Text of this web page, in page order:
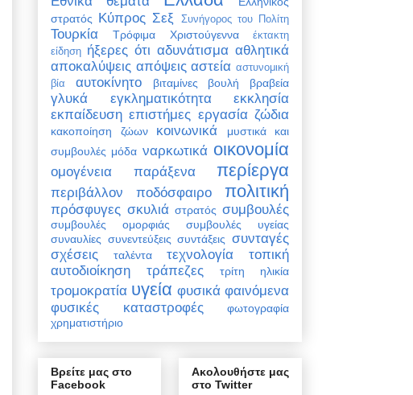
στρατός Κύπρος Σεξ Συνήγορος του Πολίτη
Τουρκία Τρόφιμα Χριστούγεννα
έκτακτη
είδηση ήξερες ότι αδυνάτισμα αθλητικά
αποκαλύψεις απόψεις αστεία αστυνομική
βία
αυτοκίνητο βιταμίνες βουλή βραβεία
γλυκά εγκληματικότητα
εκκλησία
εκπαίδευση επιστήμες εργασία ζώδια
κακοποίηση ζώων κοινωνικά
μυστικά και
συμβουλές μόδα ναρκωτικά οικονομία
ομογένεια παράξενα περίεργα
περιβάλλον ποδόσφαιρο πολιτική
πρόσφυγες σκυλιά στρατός συμβουλές
συμβουλές ομορφιάς
συμβουλές υγείας
συναυλίες συνεντεύξεις συντάξεις συνταγές
σχέσεις
ταλέντα τεχνολογία
τοπική
αυτοδιοίκηση
τράπεζες τρίτη ηλικία
τρομοκρατία υγεία φυσικά φαινόμενα
φυσικές καταστροφές
φωτογραφία
χρηματιστήριο
Βρείτε μας στο
Facebook
Ακολουθήστε μας
στο Twitter